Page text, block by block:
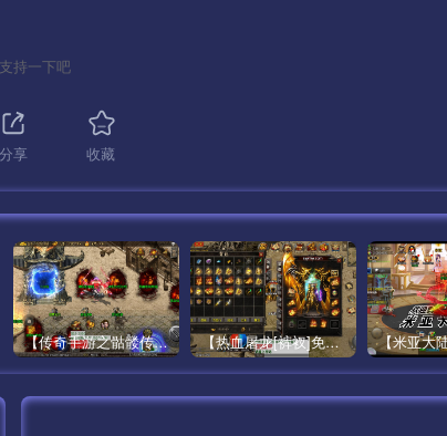
持一下吧
分享 收藏
【传奇手游之骷髅传说第二季十大陆[白猪3]免授权版】经典单职业复古特色战神引擎传奇手游最新打包Win服务端源码视频架设教程-怀旧复古-经典耐玩–新版GM多功能网页授权物品后台-GM直冲网页后台-安卓苹果IOS双端版本！ 【热血屠龙[裤衩]免授权修复版】采用经典战神引擎三职业特色游戏最新打包Win服务端源码视频架设教程-GM直冲后台-新版GM多功能授权物品后台-安卓苹果IOS双端版本-传奇手游！